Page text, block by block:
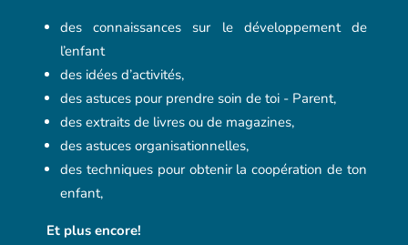
des connaissances sur le développement de
l’enfant
des idées d’activités,
des astuces pour prendre soin de toi - Parent,
des extraits de livres ou de magazines,
des astuces organisationnelles,
des techniques pour obtenir la coopération de ton
enfant,
Et plus encore!